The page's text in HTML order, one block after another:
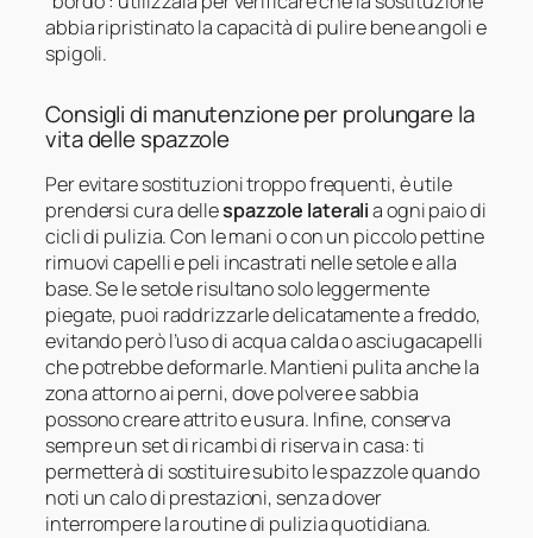
abbia ripristinato la capacità di pulire bene angoli e
spigoli.
Consigli di manutenzione per prolungare la
vita delle spazzole
Per evitare sostituzioni troppo frequenti, è utile
prendersi cura dellespazzole lateralia ogni paio di
cicli di pulizia. Con le mani o con un piccolo pettine
rimuovi capelli e peli incastrati nelle setole e alla
base. Se le setole risultano solo leggermente
piegate, puoi raddrizzarle delicatamente a freddo,
evitando però l’uso di acqua calda o asciugacapelli
che potrebbe deformarle. Mantieni pulita anche la
zona attorno ai perni, dove polvere e sabbia
possono creare attrito e usura. Infine, conserva
sempre un set di ricambi di riserva in casa: ti
permetterà di sostituire subito le spazzole quando
noti un calo di prestazioni, senza dover
interrompere la routine di pulizia quotidiana.